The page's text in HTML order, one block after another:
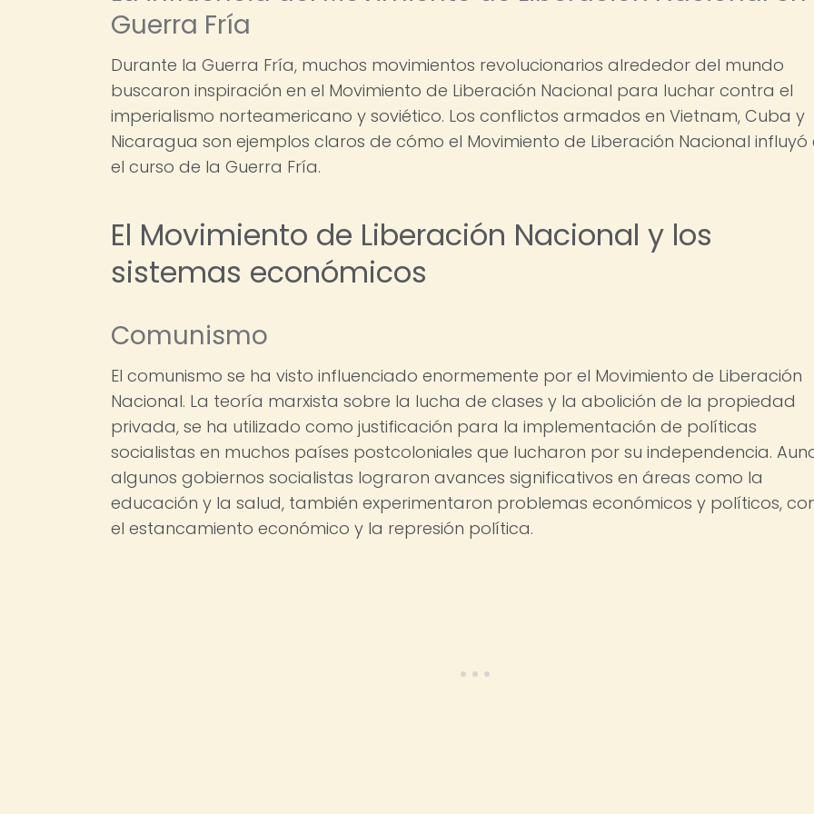
Guerra Fría
Durante la Guerra Fría, muchos movimientos revolucionarios alrededor del mundo
buscaron inspiración en el Movimiento de Liberación Nacional para luchar contra el
imperialismo norteamericano y soviético. Los conflictos armados en Vietnam, Cuba y
Nicaragua son ejemplos claros de cómo el Movimiento de Liberación Nacional influyó
el curso de la Guerra Fría.
El Movimiento de Liberación Nacional y los
sistemas económicos
Comunismo
El comunismo se ha visto influenciado enormemente por el Movimiento de Liberación
Nacional. La teoría marxista sobre la lucha de clases y la abolición de la propiedad
privada, se ha utilizado como justificación para la implementación de políticas
socialistas en muchos países postcoloniales que lucharon por su independencia.
algunos gobiernos socialistas lograron avances significativos en áreas como la
educación y la salud, también experimentaron problemas económicos y políticos,
el estancamiento económico y la represión política.